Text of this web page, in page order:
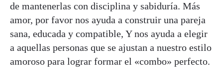
de mantenerlas con disciplina y sabiduría. Más
amor, por favor nos ayuda a construir una pareja
sana, educada y compatible, Y nos ayuda a elegir
a aquellas personas que se ajustan a nuestro estilo
amoroso para lograr formar el «combo» perfecto.